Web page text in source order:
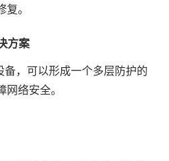
。
方案
，可以形成一个多层防护的
络安全。